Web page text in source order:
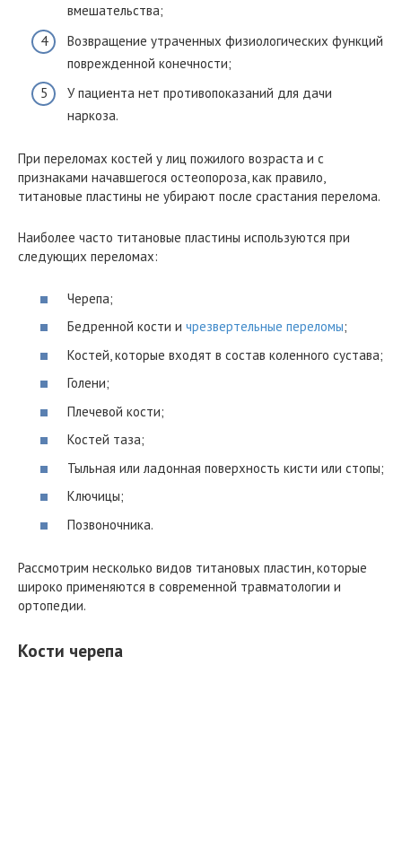
вмешательства;
Возвращение утраченных физиологических функций
поврежденной конечности;
У пациента нет противопоказаний для дачи
наркоза.
При переломах костей у лиц пожилого возраста и с
признаками начавшегося остеопороза, как правило,
титановые пластины не убирают после срастания перелома.
Наиболее часто титановые пластины используются при
следующих переломах:
Черепа;
Бедренной кости и чрезвертельные переломы;
Костей, которые входят в состав коленного сустава;
Голени;
Плечевой кости;
Костей таза;
Тыльная или ладонная поверхность кисти или стопы;
Ключицы;
Позвоночника.
Рассмотрим несколько видов титановых пластин, которые
широко применяются в современной травматологии и
ортопедии.
Кости черепа